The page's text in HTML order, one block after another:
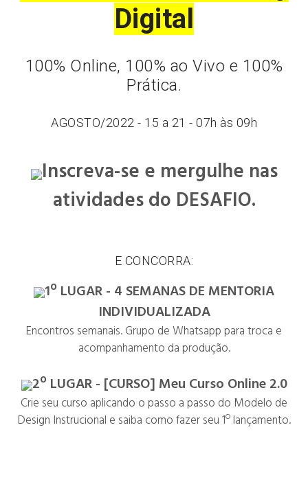
Digital
100% Online, 100% ao Vivo e 100%
Prática.
AGOSTO/2022 - 15 a 21 - 07h às 09h
Inscreva-se e mergulhe nas
atividades do DESAFIO.
E CONCORRA:
1º LUGAR - 4 SEMANAS DE MENTORIA
INDIVIDUALIZADA
Encontros semanais. Grupo de Whatsapp para troca e
acompanhamento da produção.
2º LUGAR - [CURSO] Meu Curso Online 2.0
Crie seu curso aplicando o passo a passo do Modelo de
Design Instrucional e saiba como fazer seu 1º lançamento.